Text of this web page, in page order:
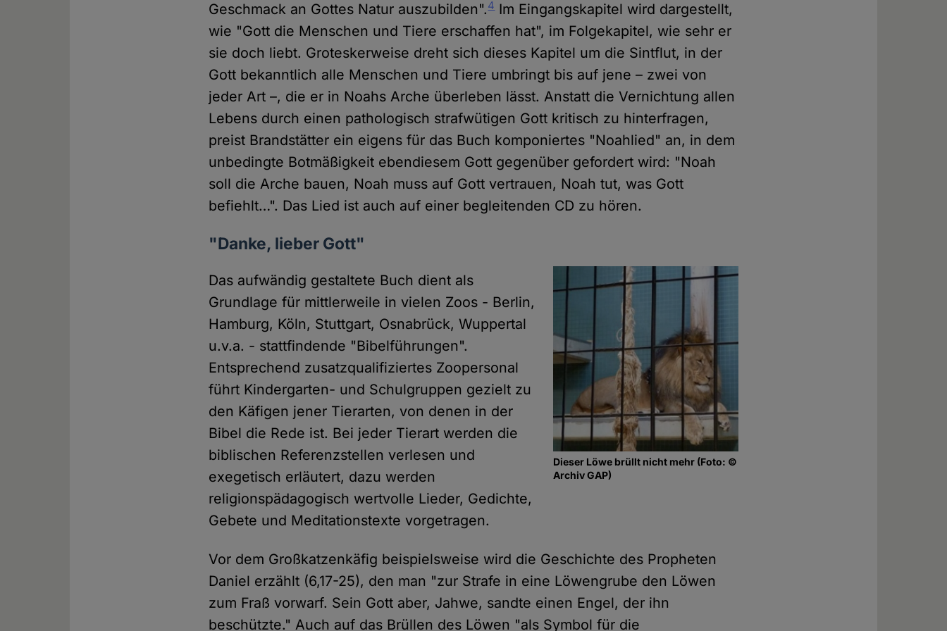
Geschmack an Gottes Natur auszubilden".4Im Eingangskapitel wird dargestellt,
wie "Gott die Menschen und Tiere erschaffen hat", im Folgekapitel, wie sehr er
sie doch liebt. Groteskerweise dreht sich dieses Kapitel um die Sintflut, in der
Gott bekanntlich alle Menschen und Tiere umbringt bis auf jene – zwei von
jeder Art –, die er in Noahs Arche überleben lässt. Anstatt die Vernichtung allen
Lebens durch einen pathologisch strafwütigen Gott kritisch zu hinterfragen,
preist Brandstätter ein eigens für das Buch komponiertes "Noahlied" an, in dem
unbedingte Botmäßigkeit ebendiesem Gott gegenüber gefordert wird: "Noah
soll die Arche bauen, Noah muss auf Gott vertrauen, Noah tut, was Gott
befiehlt…". Das Lied ist auch auf einer begleitenden CD zu hören.
"Danke, lieber Gott"
Dieser Löwe brüllt nicht mehr (Foto: ©
Archiv GAP)
Das aufwändig gestaltete Buch dient als
Grundlage für mittlerweile in vielen Zoos - Berlin,
Hamburg, Köln, Stuttgart, Osnabrück, Wuppertal
u.v.a. - stattfindende "Bibelführungen".
Entsprechend zusatzqualifiziertes Zoopersonal
führt Kindergarten- und Schulgruppen gezielt zu
den Käfigen jener Tierarten, von denen in der
Bibel die Rede ist. Bei jeder Tierart werden die
biblischen Referenzstellen verlesen und
exegetisch erläutert, dazu werden
religionspädagogisch wertvolle Lieder, Gedichte,
Gebete und Meditationstexte vorgetragen.
Vor dem Großkatzenkäfig beispielsweise wird die Geschichte des Propheten
Daniel erzählt (6,17-25), den man "zur Strafe in eine Löwengrube den Löwen
zum Fraß vorwarf. Sein Gott aber, Jahwe, sandte einen Engel, der ihn
beschützte." Auch auf das Brüllen des Löwen "als Symbol für die